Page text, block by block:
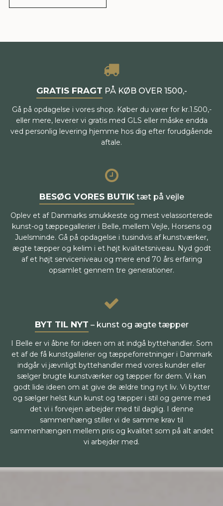
GRATIS FRAGT PÅ KØB OVER 1500,-
Gå på opdagelse i vores shop. Køber du varer for kr.1.500,-
eller mere, leverer vi gratis med GLS eller måske endda
ved personlig levering hjemme hos dig efter forudgående
aftale.
BESØG VORES BUTIKtæt på vejle
Oplev et af Danmarks smukkeste og mest velassorterede
kunst-og tæppegallerier i Belle, mellem Vejle, Horsens og
Juelsminde. Gå på opdagelse i tusindvis af kunstværker,
ægte tæpper og kelim i et højt kvalitetsniveau. Nyd godt
af et højt serviceniveau og mere end 70 års erfaring
opsamlet gennem tre generationer.
BYT TIL NYT – kunst og ægte tæpper
I Belle er vi åbne for ideen om at indgå byttehandler. Som
et af de få kunstgallerier og tæppeforretninger i Danmark
indgår vi jævnligt byttehandler med vores kunder eller
sælger brugte kunstværker og tæpper for dem. Vi kan
godt lide ideen om at give de ældre ting nyt liv. Vi bytter
og sælger helst kun kunst og tæpper i stil og genre med
det vi i forvejen arbejder med til daglig. I denne
sammenhæng stiller vi de samme krav til
sammenhængen mellem pris og kvalitet som på alt andet
vi arbejder med.